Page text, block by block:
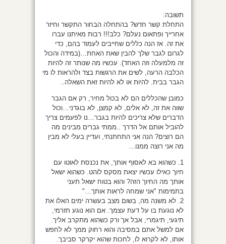
תשובה:
התחלת קשר חדש? בהתחלה הבחור התקשר וחיזר
אחרייך ופתאום נעלם? כלב!!! רבות מאיתנו עברו
את זה. אז הנה כללים שחייבים לעמוד בהם, כדי
לגרום לגבר שלך להבין שאת האחת…(במידה והכול
זה מלמעלה וזה האחד). עכשיו מה שנותר זה להיות
הכלבה הרעה, לשים את הרגשות בצד ולהראות לו מי
הגבר בבית. להיות או לא להיות זאת השאלה..
כמובן שהכללים הם לא בכול מחיר, רק אם הגבר
שווה את זה, לא אלים, לא קמצן, לא בוגדני…וכול
הדברים שלא צריכים להיות בגבר…נו לפעמים צריך
להוביל אותם אל הדרך ..ממתי גברים מבינים מה
הם רוצים? הנה אני התחתנתי, ועדיין בעלי לא מבין
מה אני רוצה ממנו…
1. כשהוא בא לאסוף אותך, את נכנסת לאוטו עם
חיוך כאילו עכשיו יצאת מסקס לוהט. כשהוא ישאל
אותך מה החיוך הזה? והוא בטוח ישאל תעני
בתמימות "אני שמחה לראות אותך…"
2. לא משנה מה, בשום מצב בעשרה ימים האלו את
לא נוגעת בו על דעת עצמך. אם הוא נוגע תזרמי,
תיגעי, תיגמרי, אבל אך ורק כשהוא מתקרב אליך.
אם למשל אתם במסיבה והוא רחוק ממך לא לחפש
אותו, לא לקרוא לו, לחכות שהוא יקרקר סביבך.